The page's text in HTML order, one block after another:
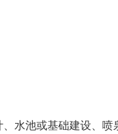
水池或基础建设、